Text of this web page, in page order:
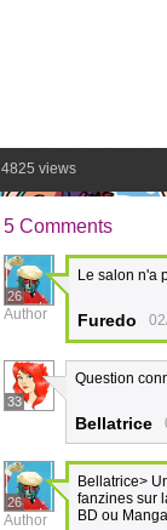
4825 views
5 Comments
26
Author
Le salon n'a
Furedo
33
Question
Bellatrice
26
Author
Bellatrice>
fanzines sur
BD ou